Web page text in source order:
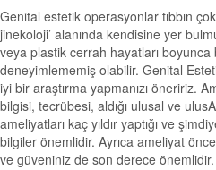
Genital estetik operasyonlar tıbbın
jinekoloji’ alanında kendisine yer
veya plastik cerrah hayatları
deneyimlememiş olabilir. Genital
iyi bir araştırma yapmanızı öneririz.
bilgisi, tecrübesi, aldığı ulusal ve
ameliyatları kaç yıldır yaptığı ve
bilgiler önemlidir. Ayrıca ameliyat
ve güveniniz de son derece önemlidir.